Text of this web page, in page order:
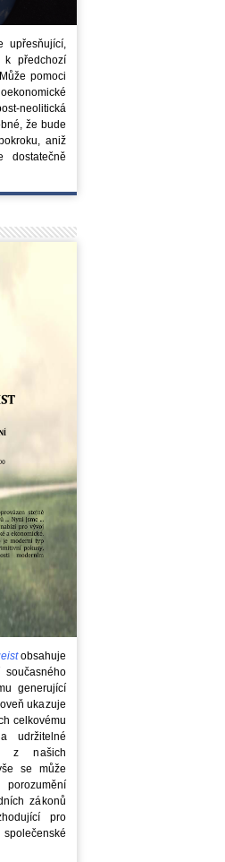
upřesňující,
k předchozí
pomoci
neolitická
že bude
aniž
dostatečně
obsahuje
generující
ukazuje
celkovému
udržitelné
z našich
se může
zákonů
pro